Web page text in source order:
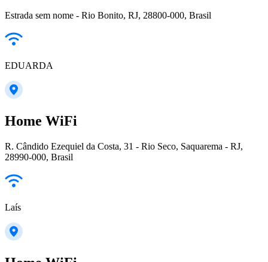
Estrada sem nome - Rio Bonito, RJ, 28800-000, Brasil
EDUARDA
Home WiFi
R. Cândido Ezequiel da Costa, 31 - Rio Seco, Saquarema - RJ,
28990-000, Brasil
Laís